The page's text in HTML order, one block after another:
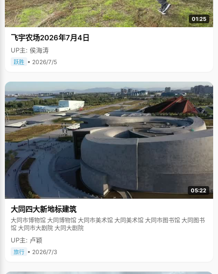
01:25
飞宇农场2026年7月4日
UP主: 侯海涛
跃胜 • 2026/7/5
05:22
大同四大新地标建筑
大同市博物馆 大同博物馆 大同市美术馆 大同美术馆 大同市图书馆 大同图书
馆 大同市大剧院 大同大剧院
UP主: 卢颖
旅行 • 2026/7/3